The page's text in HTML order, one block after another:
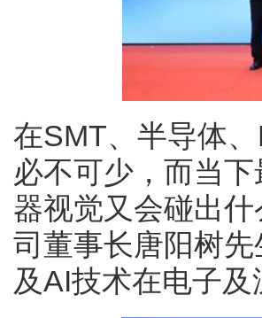
在SMT、半导体
必不可少，而当
器视觉又会碰出
司董事长唐阳树
及AI技术在电子